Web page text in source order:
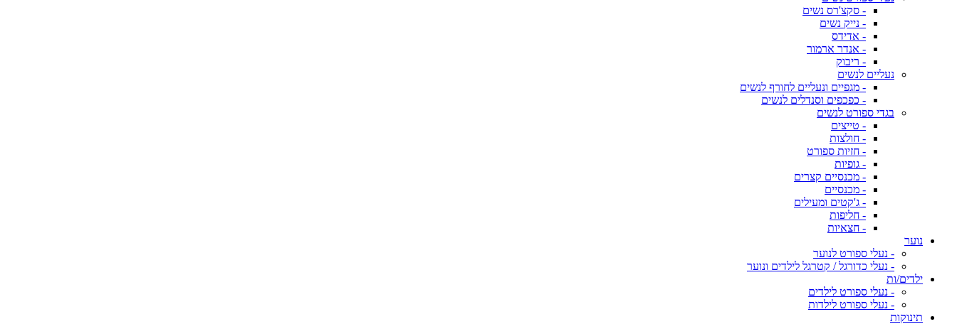
- סקצ'רס נשים
- נייק נשים
- אדידס
- אנדר ארמור
- ריבוק
נעליים לנשים
- מגפיים ונעליים לחורף לנשים
- כפכפים וסנדלים לנשים
בגדי ספורט לנשים
- טייצים
- חולצות
- חזיות ספורט
- גופיות
- מכנסיים קצרים
- מכנסיים
- ג'קטים ומעילים
- חליפות
- חצאיות
נוער
- נעלי ספורט לנוער
- נעלי כדורגל / קטרגל לילדים ונוער
ילדים/ות
- נעלי ספורט לילדים
- נעלי ספורט לילדות
תינוקות